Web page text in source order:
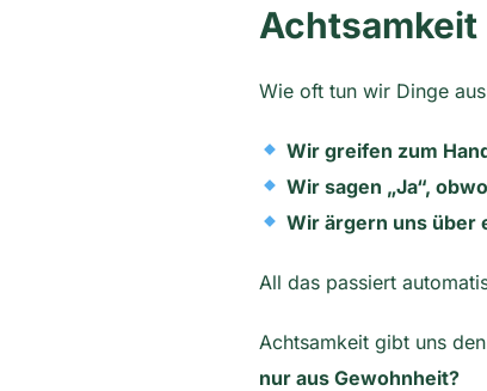
Wie oft tun wir Dinge
Wir greifen zum
Wir sagen „Ja“,
Wir ärgern uns über
All das passiert
Achtsamkeit gibt uns
nur aus Gewohnheit?